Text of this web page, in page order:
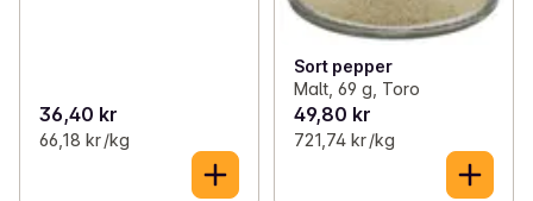
36,40 kr
66,18 kr /kg
Sort pepper
Malt, 69 g, Toro
49,80 kr
721,74 kr /kg